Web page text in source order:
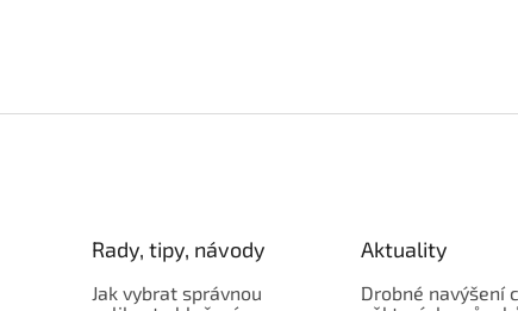
Rady, tipy, návody
Jak vybrat správnou
Aktuality
Drobné navýšení